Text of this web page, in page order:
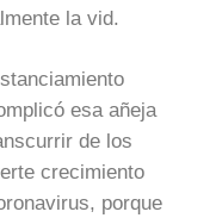
la vid.
esa añeja
de los
crecimiento
porque